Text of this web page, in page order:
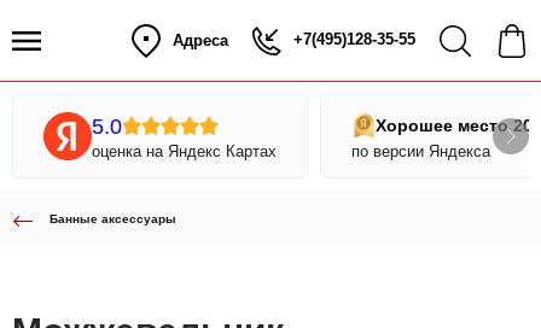
Адреса +7(495)128-35-55
5.0
оценка на Яндекс Картах
Хорошее место
по версии Яндекса
Банные аксессуары